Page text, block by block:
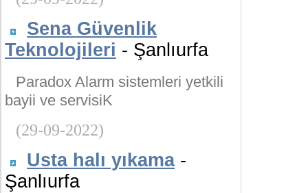
Sena Güvenlik
Teknolojileri - Şanlıurfa
Paradox Alarm sistemleri yetkili
bayii ve servisiK
(29-09-2022)
Usta halı yıkama-
Şanlıurfa